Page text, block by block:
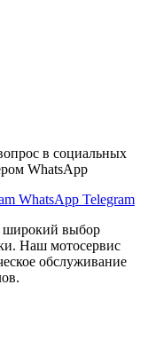
в социальных
WhatsApp
WhatsApp Telegram
широкий выбор
Наш мотосервис
обслуживание